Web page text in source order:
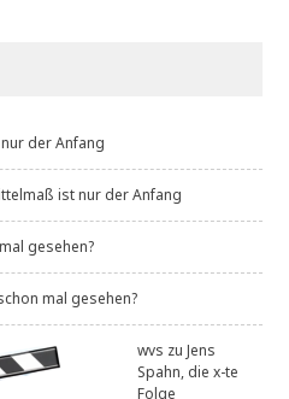
der Anfang
ist nur der Anfang
gesehen?
mal gesehen?
wvs zuJens
Spahn, die x-te
Folge